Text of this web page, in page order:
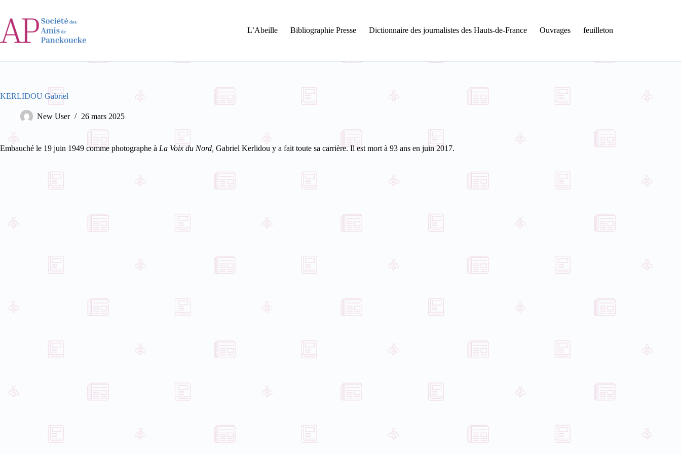
contenu
L’Abeille
Bibliographie Presse Dictionnaire des journalistes des Hauts-de-France Ouvrages feuilleton
KERLIDOU Gabriel
New User 26 mars 2025
Embauché le 19 juin 1949 comme photographe à La Voix du Nord, Gabriel Kerlidou y a fait toute sa carrière. Il est mort à 93 ans en juin 2017.